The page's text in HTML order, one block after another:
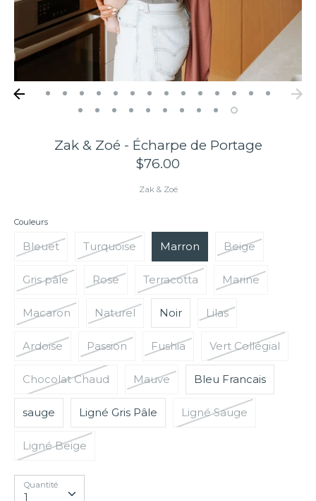
L'Heure du Repas
Liste de naissance
Zak & Zoé - Écharpe de Portage
$76.00
Zak & Zoé
Couleurs
Bleuet Turquoise Marron Beige
Gris pâle Rose Terracotta Marine
Macaron Naturel Noir Lilas
Ardoise Passion Fushia Vert Collégial
Chocolat Chaud Mauve Bleu Francais
sauge Ligné Gris Pâle Ligné Sauge
Ligné Beige
Quantité
1
Quantité